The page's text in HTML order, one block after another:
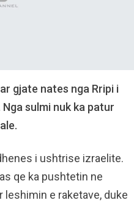
gjate nates nga Rripi i
sulmi nuk ka patur
i ushtrise izraelite.
qe ka pushtetin ne
e raketave, duke